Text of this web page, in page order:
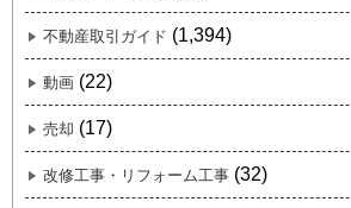
不動産取引ガイド (1,394)
動画 (22)
売却 (17)
改修工事・リフォーム工事 (32)